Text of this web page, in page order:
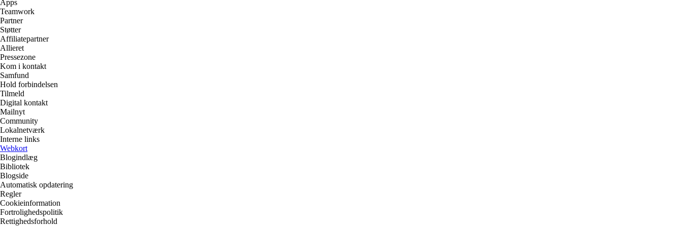
Apps
Teamwork
Partner
Støtter
Affiliatepartner
Allieret
Pressezone
Kom i kontakt
Samfund
Hold forbindelsen
Tilmeld
Digital kontakt
Mailnyt
Community
Lokalnetværk
Interne links
Webkort
Blogindlæg
Bibliotek
Blogside
Automatisk opdatering
Regler
Cookieinformation
Fortrolighedspolitik
Rettighedsforhold